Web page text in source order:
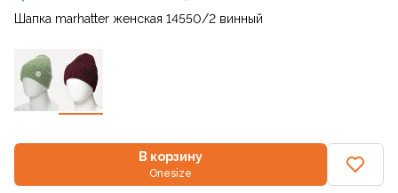
Шапка marhatter женская 14550/2 винный
В корзину
Onesize